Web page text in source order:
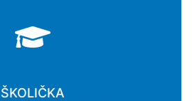
ŠKOLIČKA